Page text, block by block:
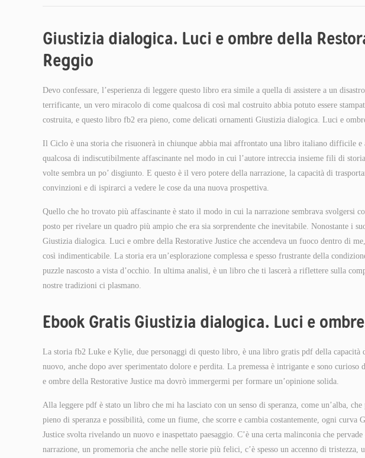
Giustizia dialogica. Luci e ombre della
Reggio
Devo confessare, l’esperienza di leggere questo libro era simile a quella di assistere a un
terrificante, un vero miracolo di come qualcosa di così mal costruito abbia potuto essere
costruita, e questo libro fb2 era pieno, come delicati ornamenti Giustizia dialogica. Luci e
Il Ciclo è una storia che risuonerà in chiunque abbia mai affrontato una libro italiano difficile
qualcosa di indiscutibilmente affascinante nel modo in cui l’autore intreccia insieme fili di
volte sembra un po’ disgiunto. E questo è il vero potere della narrazione, la capacità di
convinzioni e di ispirarci a vedere le cose da una nuova prospettiva.
Quello che ho trovato più affascinante è stato il modo in cui la narrazione sembrava svolgersi
posto per rivelare un quadro più ampio che era sia sorprendente che inevitabile. Nonostante i
Giustizia dialogica. Luci e ombre della Restorative Justice che accendeva un fuoco dentro di
così indimenticabile. La storia era un’esplorazione complessa e spesso frustrante della
puzzle nascosto a vista d’occhio. In ultima analisi, è un libro che ti lascerà a riflettere sulla
nostre tradizioni ci plasmano.
Ebook Gratis Giustizia dialogica. Luci e
La storia fb2 Luke e Kylie, due personaggi di questo libro, è una libro gratis pdf della
nuovo, anche dopo aver sperimentato dolore e perdita. La premessa è intrigante e sono
e ombre della Restorative Justice ma dovrò immergermi per formare un’opinione solida.
Alla leggere pdf è stato un libro che mi ha lasciato con un senso di speranza, come un’alba,
pieno di speranza e possibilità, come un fiume, che scorre e cambia costantemente, ogni
Justice svolta rivelando un nuovo e inaspettato paesaggio. C’è una certa malinconia che
narrazione, un promemoria che anche nelle storie più felici, c’è spesso un accenno di